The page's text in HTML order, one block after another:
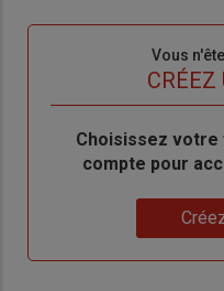
Vous
CRÉEZ
BodyChoisissez
compte pour